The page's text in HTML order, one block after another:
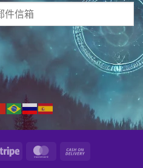
Stripe MasterCard